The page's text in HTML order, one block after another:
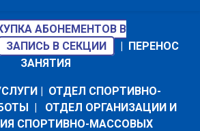
АБОНЕМЕНТОВ В
ЗАПИСЬ В СЕКЦИИ | ПЕРЕНОС
ЗАНЯТИЯ
| ОТДЕЛ СПОРТИВНО-
| ОТДЕЛ ОРГАНИЗАЦИИ И
СПОРТИВНО-МАССОВЫХ